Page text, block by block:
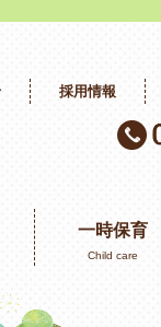
採用情報
一時保育
Child care